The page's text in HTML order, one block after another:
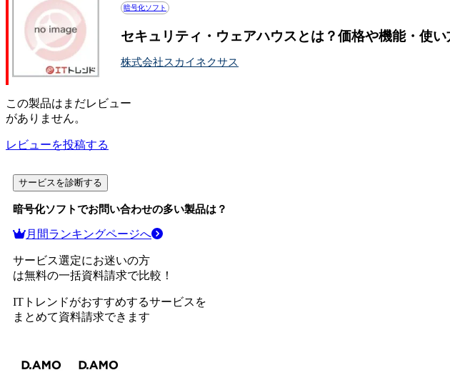
暗号化ソフト
セキュリティ・ウェアハウスとは？価格や機能・使
株式会社スカイネクサス
この製品はまだレビュー
がありません。
レビューを投稿する
サービスを診断する
暗号化ソフトでお問い合わせの多い製品は？
月間ランキングページへ
サービス選定にお迷いの方
は無料の一括資料請求で比較！
ITトレンドがおすすめするサービスを
まとめて資料請求できます